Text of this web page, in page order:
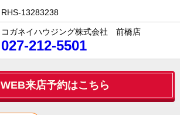
RHS-13283238
コガネイハウジング株式会社 前橋店
027-212-5501
WEB来店予約はこちら